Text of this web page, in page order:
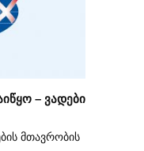
– ვადები
მთავრობის